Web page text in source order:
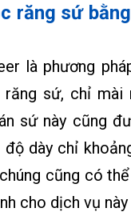
răng sứ
là phương
răng sứ, chỉ
sứ này cũng
độ dày chỉ
cũng có
cho dịch vụ